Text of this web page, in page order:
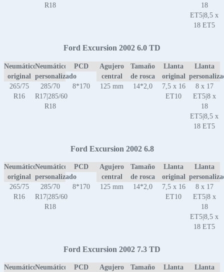
R18
18
ET5|8,5 x
18 ET5
Ford Excursion 2002 6.0 TD
Neumático
original
Neumático
personalizado
PCD
Agujero
central
Tamaño
de rosca
Llanta
original
Llanta
265/75
R16
285/70
R17|285/60
R18
8*170 125 mm 14*2,0
7,5 x 16
ET10
8 x 17
ET5|8 x
18
ET5|8,5 x
18 ET5
Ford Excursion 2002 6.8
Neumático
original
Neumático
personalizado
PCD
Agujero
central
Tamaño
de rosca
Llanta
original
Llanta
265/75
R16
285/70
R17|285/60
R18
8*170 125 mm 14*2,0
7,5 x 16
ET10
8 x 17
ET5|8 x
18
ET5|8,5 x
18 ET5
Ford Excursion 2002 7.3 TD
NeumáticoNeumático
PCD
Agujero
Tamaño
Llanta
Llanta